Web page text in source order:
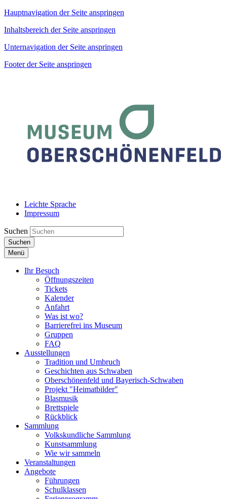
Hauptnavigation der Seite anspringen
Inhaltsbereich der Seite anspringen
Unternavigation der Seite anspringen
Footer der Seite anspringen
Leichte Sprache
Impressum
Suchen
Suchen
Menü
Ihr Besuch
Öffnungszeiten
Tickets
Kalender
Anfahrt
Was ist wo?
Barrierefrei ins Museum
Gruppen
FAQ
Ausstellungen
Tradition und Umbruch
Geschichten aus Schwaben
Oberschönenfeld und Bayerisch-Schwaben
Projekt "Heimatbilder"
Blasmusik
Brettspiele
Rückblick
Sammlung
Volkskundliche Sammlung
Kunstsammlung
Wie wir sammeln
Veranstaltungen
Angebote
Führungen
Schulklassen